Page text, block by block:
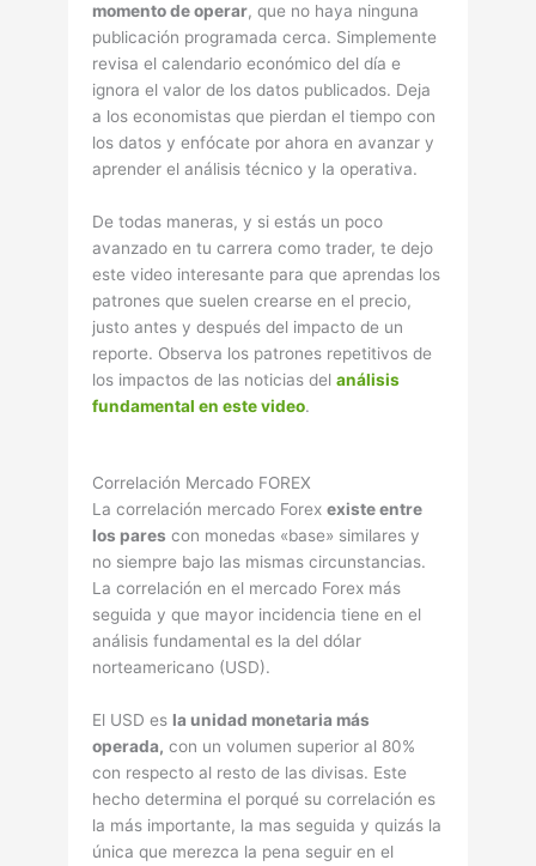
momento de operar, que no haya ninguna
publicación programada cerca. Simplemente
revisa el calendario económico del día e
ignora el valor de los datos publicados. Deja
a los economistas que pierdan el tiempo con
los datos y enfócate por ahora en avanzar y
aprender el análisis técnico y la operativa.
De todas maneras, y si estás un poco
avanzado en tu carrera como trader, te dejo
este video interesante para que aprendas los
patrones que suelen crearse en el precio,
justo antes y después del impacto de un
reporte. Observa los patrones repetitivos de
los impactos de las noticias delanálisis
fundamental en este video.
Correlación Mercado FOREX
La correlación mercado Forexexiste entre
los pares con monedas «base» similares y
no siempre bajo las mismas circunstancias.
La correlación en el mercado Forex más
seguida y que mayor incidencia tiene en el
análisis fundamental es la del dólar
norteamericano (USD).
El USD es la unidad monetaria más
operada, con un volumen superior al 80%
con respecto al resto de las divisas. Este
hecho determina el porqué su correlación es
la más importante, la mas seguida y quizás la
única que merezca la pena seguir en el